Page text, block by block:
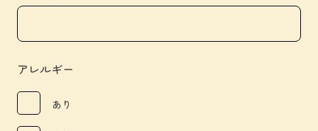
アレルギー
あり